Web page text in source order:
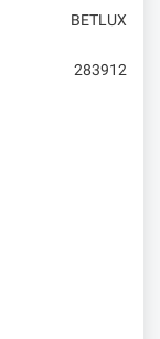
BETLUX
283912